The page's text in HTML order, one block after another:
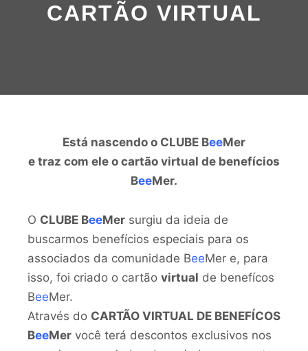
CARTÃO VIRTUAL
Está nascendo o CLUBE BeeMer
e traz com ele o cartão virtual de benefícios
BeeMer.
O CLUBE BeeMer surgiu da ideia de
buscarmos benefícios especiais para os
associados da comunidade BeeMer e, para
isso, foi criado o cartão virtual de benefícos
BeeMer.
Através do CARTÃO VIRTUAL DE BENEFÍCOS
BeeMer você terá descontos exclusivos nos